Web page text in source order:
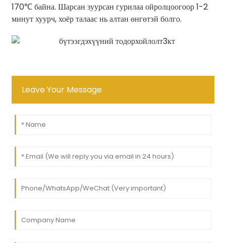
170℃ байна. Шарсан зуурсан гурилаа ойролцоогоор 1-2
минут хуурч, хоёр талаас нь алтан өнгөтэй болго.
Leave Your Message